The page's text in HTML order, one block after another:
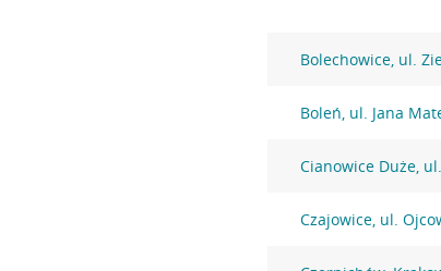
Bolechowice, ul.
Boleń, ul. Jana
Cianowice Duże,
Czajowice, ul.